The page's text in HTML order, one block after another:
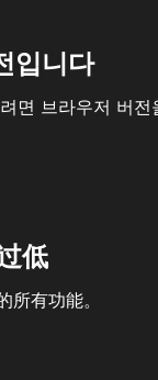
입니다
면 브라우저 버
低
有功能。